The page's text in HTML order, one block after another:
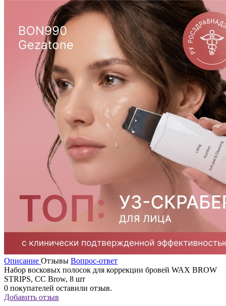
Описание Отзывы Вопрос-ответ
Набор восковых полосок для коррекции бровей WAX BROW
STRIPS, CC Brow, 8 шт
0 покупателей оставили отзыв.
Добавить отзыв